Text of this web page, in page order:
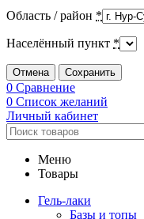
Область / район *
Населённый пункт *
Отмена Сохранить
0 Сравнение
0 Список желаний
Личный кабинет
Меню
Товары
Гель-лаки
Базы и топы